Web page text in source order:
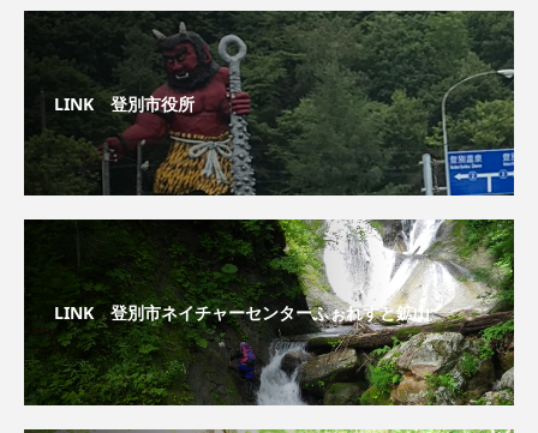
LINK 登別市役所
LINK 登別市ネイチャーセンターふぉれすと鉱山